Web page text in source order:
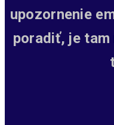
upozornenie
poradiť, je